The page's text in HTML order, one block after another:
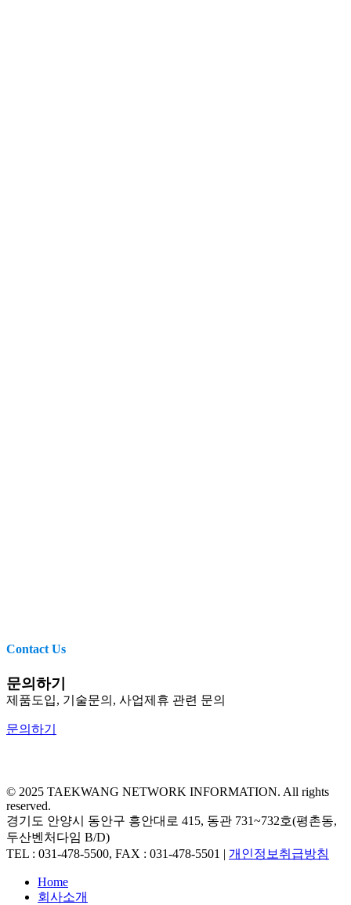
Contact Us
문의하기
제품도입, 기술문의, 사업제휴 관련 문의
문의하기
© 2025 TAEKWANG NETWORK INFORMATION. All rights
reserved.
경기도 안양시 동안구 흥안대로 415, 동관 731~732호(평촌동,
두산벤처다임 B/D)
TEL : 031-478-5500, FAX : 031-478-5501 | 개인정보취급방침
Close
Menu
Home
회사소개